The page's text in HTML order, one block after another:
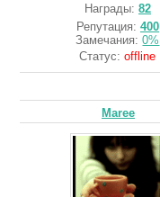
Награды: 82
Репутация: 400
Замечания:0%
Статус:offline
Maree